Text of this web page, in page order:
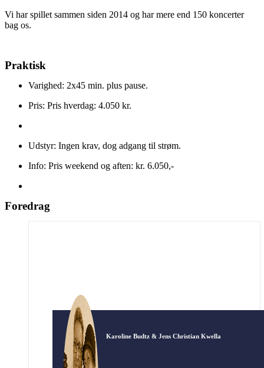
Vi har spillet sammen siden 2014 og har mere end 150 koncerter
bag os.
Praktisk
Varighed: 2x45 min. plus pause.
Pris: Pris hverdag: 4.050 kr.
Udstyr: Ingen krav, dog adgang til strøm.
Info: Pris weekend og aften: kr. 6.050,-
Foredrag
Karoline Budtz & Jens Christian Kwella